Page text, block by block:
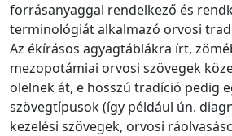
forrásanyaggal rendelkező és
terminológiát alkalmazó orvosi
Az ékírásos agyagtáblákra írt,
mezopotámiai orvosi szövegek
ölelnek át, e hosszú tradíció pedig
szövegtípusok (így például ún.
kezelési szövegek, orvosi